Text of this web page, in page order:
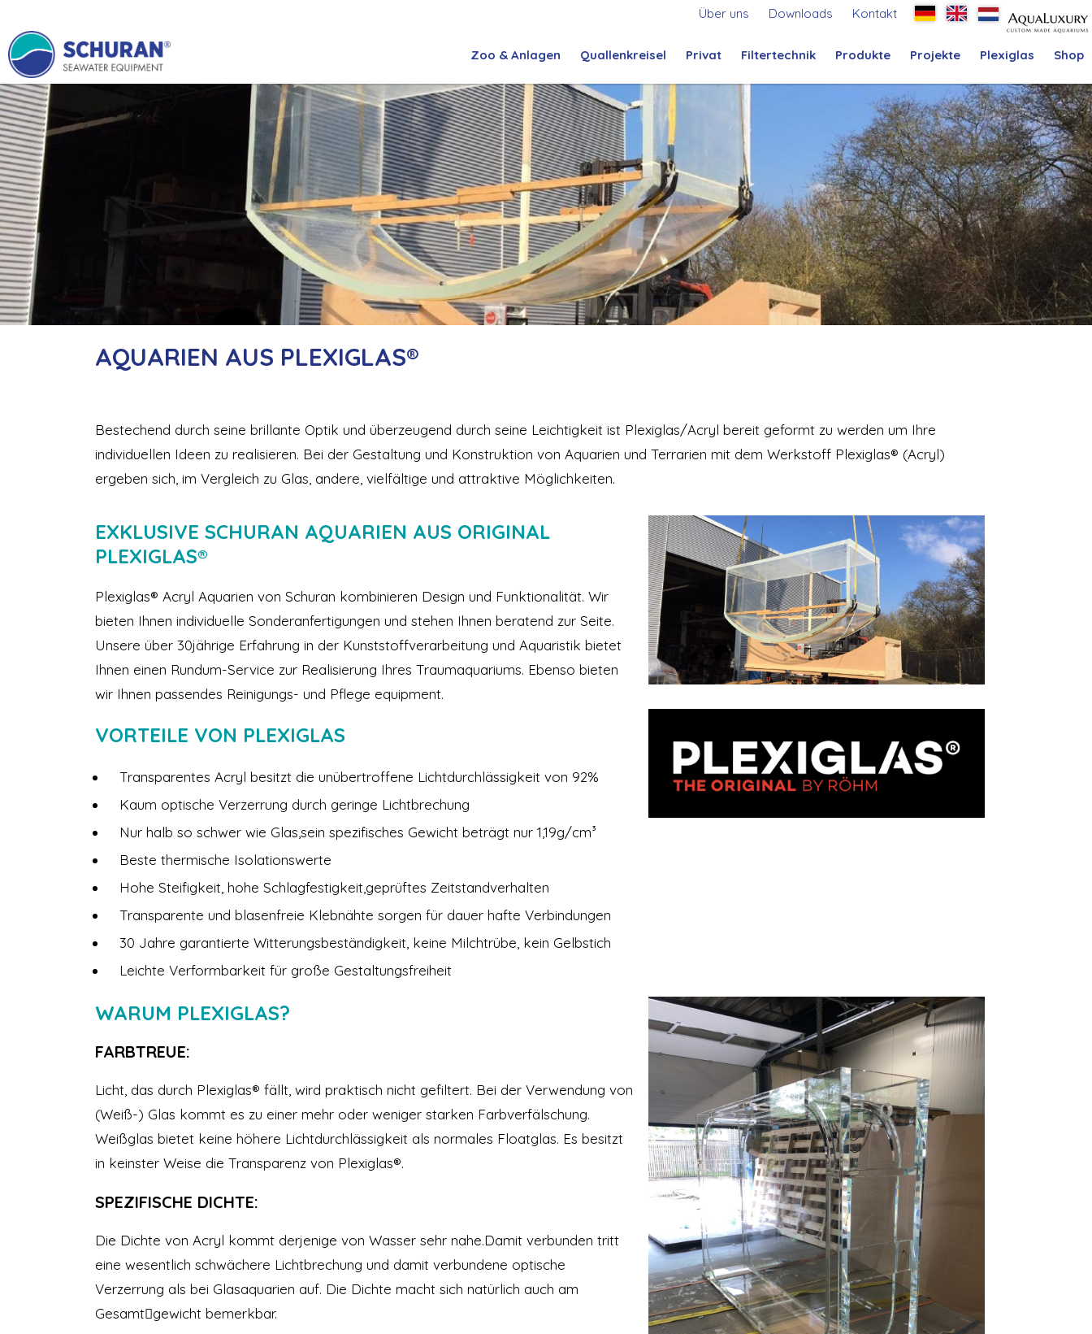
Über uns Downloads Kontakt
Zoo & Anlagen
Architektur
Quallenkreisel Privat Filtertechnik Produkte Projekte Plexiglas Shop
AQUARIEN AUS PLEXIGLAS®
Bestechend durch seine brillante Optik und überzeugend durch seine Leichtigkeit ist Plexiglas/Acryl bereit geformt zu werden um Ihre
individuellen Ideen zu realisieren. Bei der Gestaltung und Konstruktion von Aquarien und Terrarien mit dem Werkstoff Plexiglas® (Acryl)
ergeben sich, im Vergleich zu Glas, andere, vielfältige und attraktive Möglichkeiten.
EXKLUSIVE SCHURAN AQUARIEN AUS ORIGINAL
PLEXIGLAS®
Plexiglas® Acryl Aquarien von Schuran kombinieren Design und Funktionalität. Wir
bieten Ihnen individuelle Sonderanfertigungen und stehen Ihnen beratend zur Seite.
Unsere über 30jährige Erfahrung in der Kunststoffverarbeitung und Aquaristik bietet
Ihnen einen Rundum-Service zur Realisierung Ihres Traumaquariums. Ebenso bieten
wir Ihnen passendes Reinigungs- und Pflege equipment.
VORTEILE VON PLEXIGLAS
Transparentes Acryl besitzt die unübertroffene Lichtdurchlässigkeit von 92%
Kaum optische Verzerrung durch geringe Lichtbrechung
Nur halb so schwer wie Glas,sein spezifisches Gewicht beträgt nur 1,19g/cm³
Beste thermische Isolationswerte
Hohe Steifigkeit, hohe Schlagfestigkeit,geprüftes Zeitstandverhalten
Transparente und blasenfreie Klebnähte sorgen für dauer hafte Verbindungen
30 Jahre garantierte Witterungsbeständigkeit, keine Milchtrübe, kein Gelbstich
Leichte Verformbarkeit für große Gestaltungsfreiheit
WARUM PLEXIGLAS?
FARBTREUE:
Licht, das durch Plexiglas® fällt, wird praktisch nicht gefiltert. Bei der Verwendung von
(Weiß-) Glas kommt es zu einer mehr oder weniger starken Farbverfälschung.
Weißglas bietet keine höhere Lichtdurchlässigkeit als normales Floatglas. Es besitzt
in keinster Weise die Transparenz von Plexiglas®.
SPEZIFISCHE DICHTE:
Die Dichte von Acryl kommt derjenige von Wasser sehr nahe.Damit verbunden tritt
eine wesentlich schwächere Lichtbrechung und damit verbundene optische
Verzerrung als bei Glasaquarien auf. Die Dichte macht sich natürlich auch am
Gesamt￾gewicht bemerkbar.